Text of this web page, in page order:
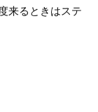
来るときはステ